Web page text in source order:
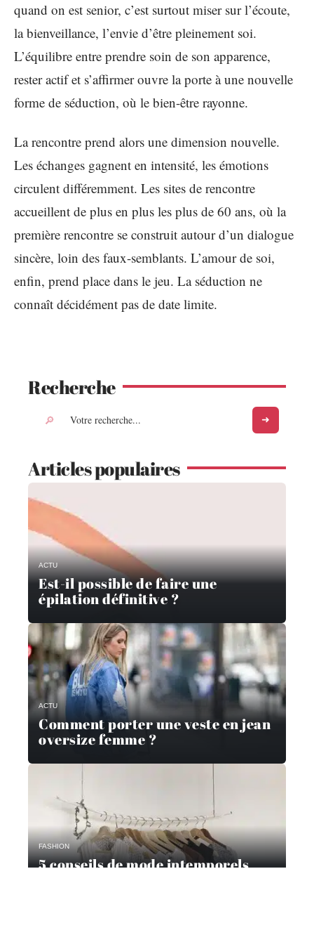
quand on est senior, c’est surtout miser sur l’écoute,
la bienveillance, l’envie d’être pleinement soi.
L’équilibre entre prendre soin de son apparence,
rester actif et s’affirmer ouvre la porte à une nouvelle
forme de séduction, où le bien-être rayonne.
La rencontre prend alors une dimension nouvelle.
Les échanges gagnent en intensité, les émotions
circulent différemment. Les sites de rencontre
accueillent de plus en plus les plus de 60 ans, où la
première rencontre se construit autour d’un dialogue
sincère, loin des faux-semblants. L’amour de soi,
enfin, prend place dans le jeu. La séduction ne
connaît décidément pas de date limite.
Recherche
Articles populaires
ACTU
Est-il possible de faire une
épilation définitive ?
ACTU
Comment porter une veste en jean
oversize femme ?
FASHION
5 conseils de mode intemporels